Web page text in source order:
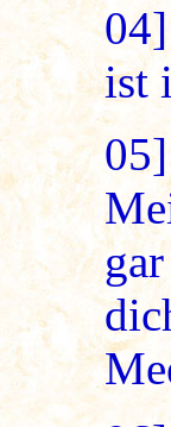
04]
ist
05]